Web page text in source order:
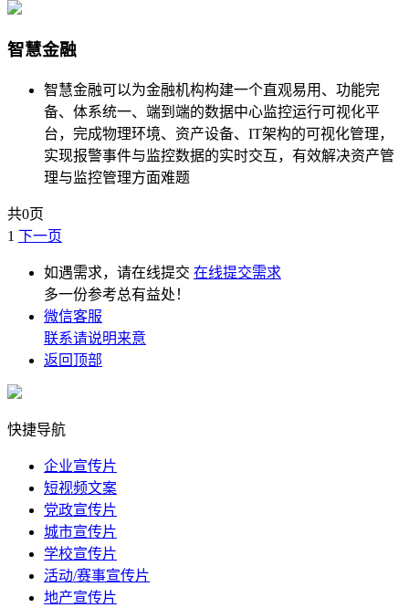
智慧金融
智慧金融可以为金融机构构建一个直观易用、功能完
备、体系统一、端到端的数据中心监控运行可视化平
台，完成物理环境、资产设备、IT架构的可视化管理，
实现报警事件与监控数据的实时交互，有效解决资产管
理与监控管理方面难题
共0页
1 下一页
如遇需求，请在线提交 在线提交需求
多一份参考总有益处！
微信客服
联系请说明来意
返回顶部
快捷导航
企业宣传片
短视频文案
党政宣传片
城市宣传片
学校宣传片
活动/赛事宣传片
地产宣传片